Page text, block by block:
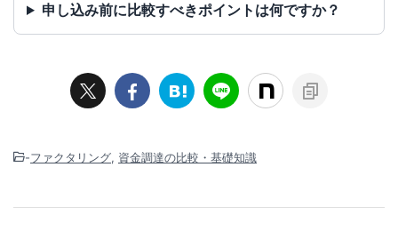
申し込み前に比較すべきポイントは何ですか？
-ファクタリング, 資金調達の比較・基礎知識